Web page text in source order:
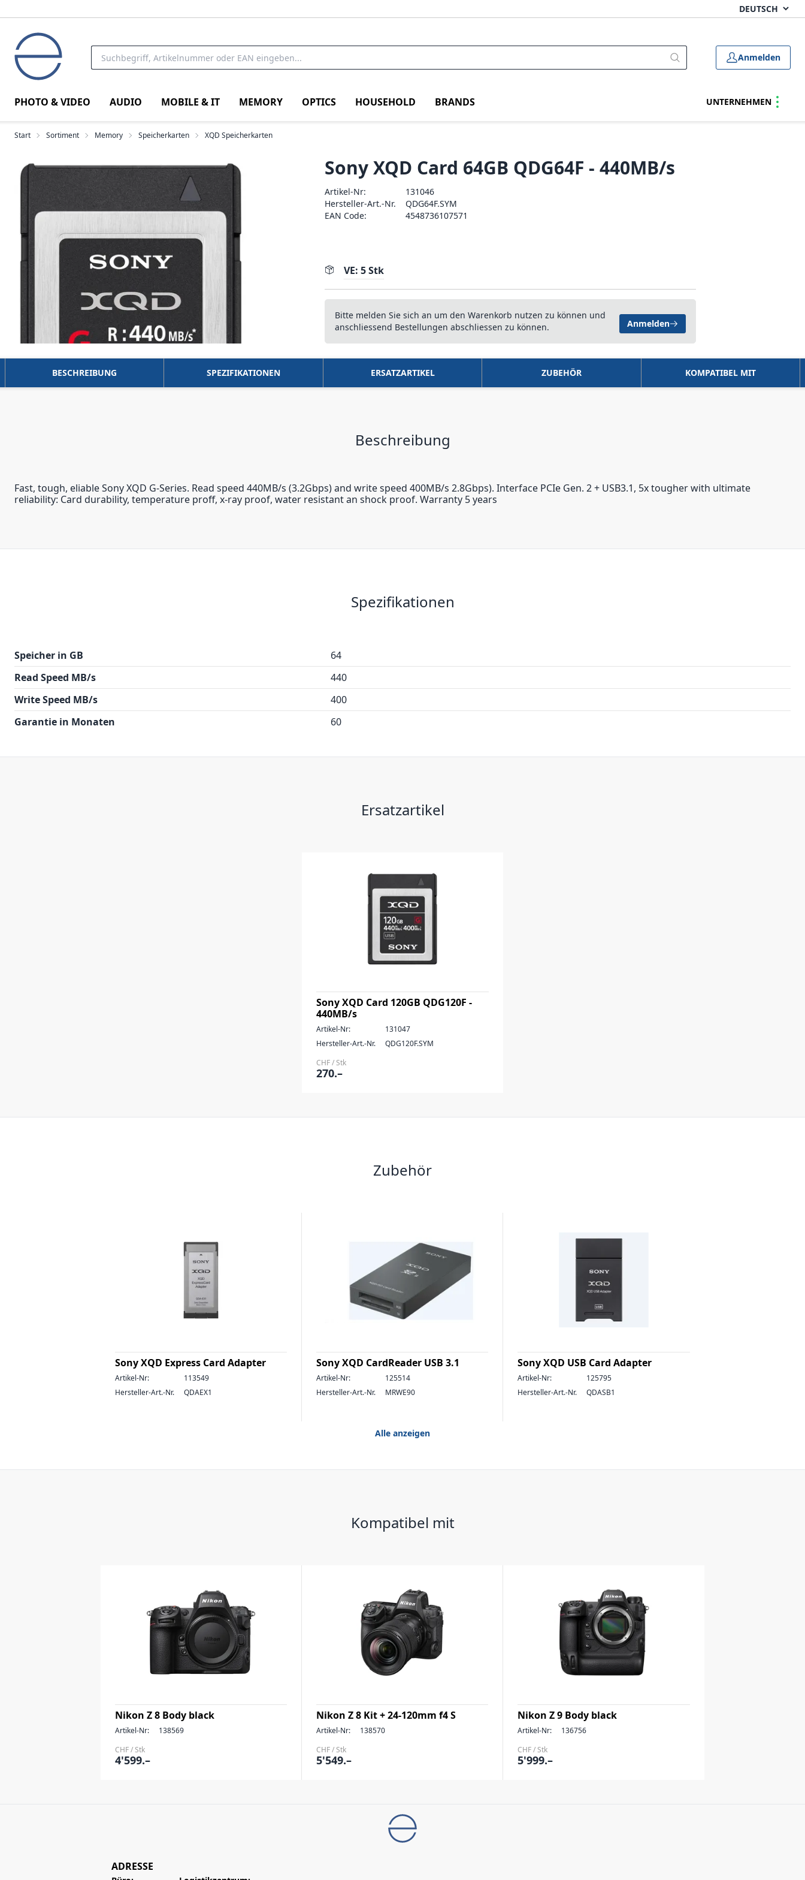
Anmelden
PHOTO & VIDEO AUDIO MOBILE & IT MEMORY OPTICS HOUSEHOLD BRANDS UNTERNEHMEN
Start Sortiment Memory Speicherkarten XQD Speicherkarten
Sony XQD Card 64GB QDG64F - 440MB/s
Artikel-Nr:
131046
Hersteller-Art.-Nr.
QDG64F.SYM
EAN Code:
4548736107571
VE: 5 Stk
Bitte melden Sie sich an um den Warenkorb nutzen zu können und
anschliessend Bestellungen abschliessen zu können.
Anmelden
BESCHREIBUNG SPEZIFIKATIONEN ERSATZARTIKEL ZUBEHÖR KOMPATIBEL MIT
Beschreibung
Fast, tough, eliable Sony XQD G-Series. Read speed 440MB/s (3.2Gbps) and write speed 400MB/s 2.8Gbps). Interface PCIe Gen. 2 + USB3.1, 5x tougher with ultimate
reliability: Card durability, temperature proff, x-ray proof, water resistant an shock proof. Warranty 5 years
Spezifikationen
Speicher in GB
64
Read Speed MB/s
440
Write Speed MB/s
400
Garantie in Monaten
60
Ersatzartikel
Sony XQD Card 120GB QDG120F -
440MB/s
Artikel-Nr:
131047
Hersteller-Art.-Nr.
QDG120F.SYM
CHF / Stk
270.–
Zubehör
Sony XQD Express Card Adapter
Artikel-Nr:
113549
Hersteller-Art.-Nr.
QDAEX1
Sony XQD CardReader USB 3.1
Artikel-Nr:
125514
Hersteller-Art.-Nr.
MRWE90
Sony XQD USB Card Adapter
Artikel-Nr:
125795
Hersteller-Art.-Nr.
QDASB1
Alle anzeigen
Kompatibel mit
Nikon Z 8 Body black
Artikel-Nr:
138569
CHF / Stk
4'599.–
Nikon Z 8 Kit + 24-120mm f4 S
Artikel-Nr:
138570
CHF / Stk
5'549.–
Nikon Z 9 Body black
Artikel-Nr:
136756
CHF / Stk
5'999.–
ADRESSE